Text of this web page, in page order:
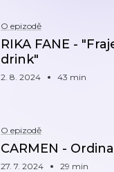
O epizodě
RIKA FANE -
drink"
2. 8. 2024 43 min
O epizodě
CARMEN -
27. 7. 2024 29 min